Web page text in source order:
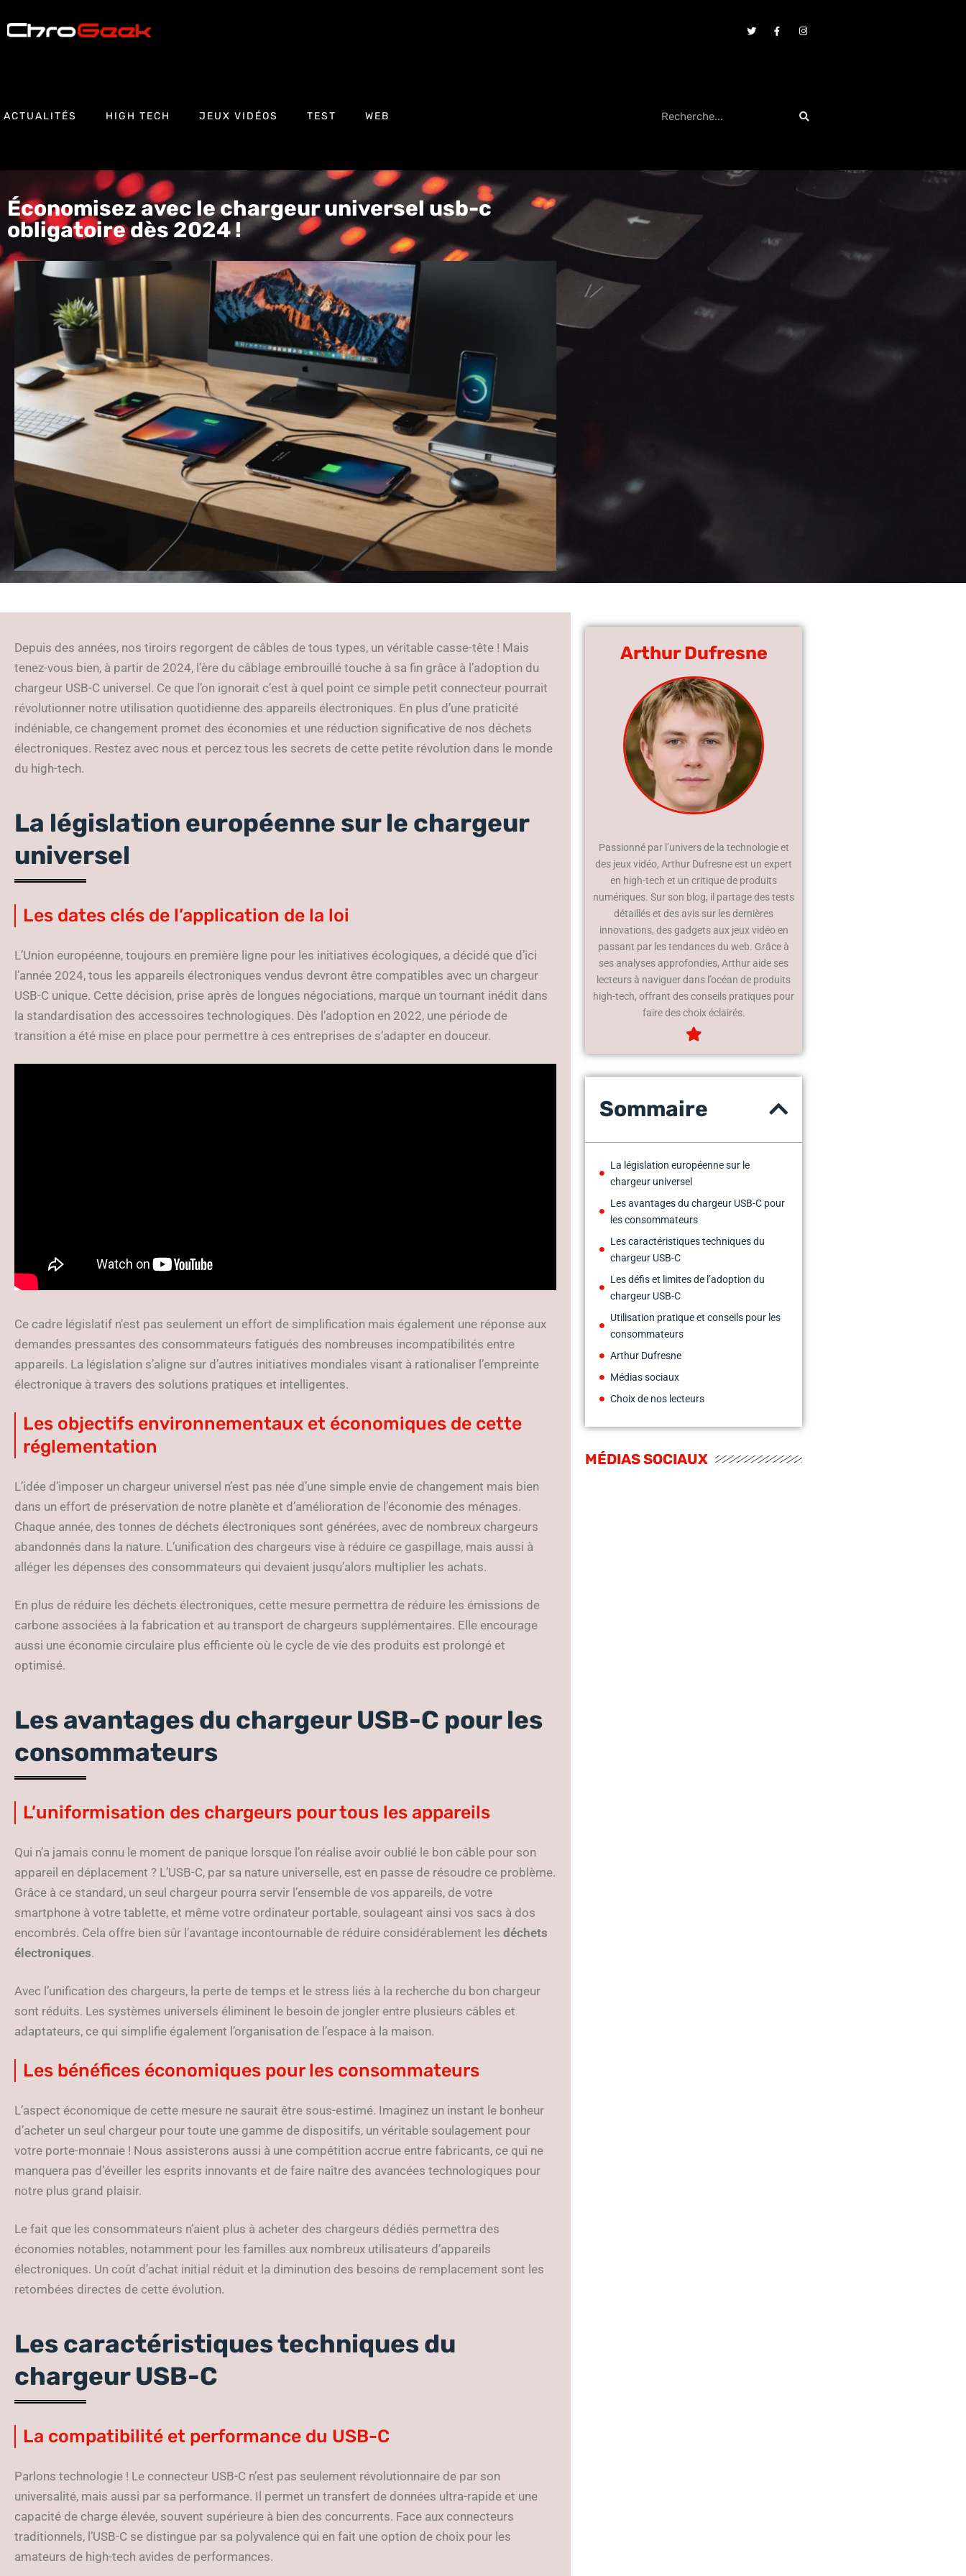
ACTUALITÉS HIGH TECH JEUX VIDÉOS TEST WEB
Économisez avec le chargeur universel usb-c
obligatoire dès 2024 !
Depuis des années, nos tiroirs regorgent de câbles de tous types, un véritable casse-tête ! Mais
tenez-vous bien, à partir de 2024, l’ère du câblage embrouillé touche à sa fin grâce à l’adoption du
chargeur USB-C universel. Ce que l’on ignorait c’est à quel point ce simple petit connecteur pourrait
révolutionner notre utilisation quotidienne des appareils électroniques. En plus d’une praticité
indéniable, ce changement promet des économies et une réduction significative de nos déchets
électroniques. Restez avec nous et percez tous les secrets de cette petite révolution dans le monde
du high-tech.
La législation européenne sur le chargeur
universel
Les dates clés de l’application de la loi
L’Union européenne, toujours en première ligne pour les initiatives écologiques, a décidé que d’ici
l’année 2024, tous les appareils électroniques vendus devront être compatibles avec un chargeur
USB-C unique. Cette décision, prise après de longues négociations, marque un tournant inédit dans
la standardisation des accessoires technologiques. Dès l’adoption en 2022, une période de
transition a été mise en place pour permettre à ces entreprises de s’adapter en douceur.
Ce cadre législatif n’est pas seulement un effort de simplification mais également une réponse aux
demandes pressantes des consommateurs fatigués des nombreuses incompatibilités entre
appareils. La législation s’aligne sur d’autres initiatives mondiales visant à rationaliser l’empreinte
électronique à travers des solutions pratiques et intelligentes.
Les objectifs environnementaux et économiques de cette
réglementation
L’idée d’imposer un chargeur universel n’est pas née d’une simple envie de changement mais bien
dans un effort de préservation de notre planète et d’amélioration de l’économie des ménages.
Chaque année, des tonnes de déchets électroniques sont générées, avec de nombreux chargeurs
abandonnés dans la nature. L’unification des chargeurs vise à réduire ce gaspillage, mais aussi à
alléger les dépenses des consommateurs qui devaient jusqu’alors multiplier les achats.
En plus de réduire les déchets électroniques, cette mesure permettra de réduire les émissions de
carbone associées à la fabrication et au transport de chargeurs supplémentaires. Elle encourage
aussi une économie circulaire plus efficiente où le cycle de vie des produits est prolongé et
optimisé.
Les avantages du chargeur USB-C pour les
consommateurs
L’uniformisation des chargeurs pour tous les appareils
Qui n’a jamais connu le moment de panique lorsque l’on réalise avoir oublié le bon câble pour son
appareil en déplacement ? L’USB-C, par sa nature universelle, est en passe de résoudre ce problème.
Grâce à ce standard, un seul chargeur pourra servir l’ensemble de vos appareils, de votre
smartphone à votre tablette, et même votre ordinateur portable, soulageant ainsi vos sacs à dos
encombrés. Cela offre bien sûr l’avantage incontournable de réduire considérablement les déchets
électroniques.
Avec l’unification des chargeurs, la perte de temps et le stress liés à la recherche du bon chargeur
sont réduits. Les systèmes universels éliminent le besoin de jongler entre plusieurs câbles et
adaptateurs, ce qui simplifie également l’organisation de l’espace à la maison.
Les bénéfices économiques pour les consommateurs
L’aspect économique de cette mesure ne saurait être sous-estimé. Imaginez un instant le bonheur
d’acheter un seul chargeur pour toute une gamme de dispositifs, un véritable soulagement pour
votre porte-monnaie ! Nous assisterons aussi à une compétition accrue entre fabricants, ce qui ne
manquera pas d’éveiller les esprits innovants et de faire naître des avancées technologiques pour
notre plus grand plaisir.
Le fait que les consommateurs n’aient plus à acheter des chargeurs dédiés permettra des
économies notables, notamment pour les familles aux nombreux utilisateurs d’appareils
électroniques. Un coût d’achat initial réduit et la diminution des besoins de remplacement sont les
retombées directes de cette évolution.
Les caractéristiques techniques du
chargeur USB-C
La compatibilité et performance du USB-C
Parlons technologie ! Le connecteur USB-C n’est pas seulement révolutionnaire de par son
universalité, mais aussi par sa performance. Il permet un transfert de données ultra-rapide et une
capacité de charge élevée, souvent supérieure à bien des concurrents. Face aux connecteurs
traditionnels, l’USB-C se distingue par sa polyvalence qui en fait une option de choix pour les
amateurs de high-tech avides de performances.
Arthur Dufresne
Passionné par l’univers de la technologie et
des jeux vidéo, Arthur Dufresne est un expert
en high-tech et un critique de produits
numériques. Sur son blog, il partage des tests
détaillés et des avis sur les dernières
innovations, des gadgets aux jeux vidéo en
passant par les tendances du web. Grâce à
ses analyses approfondies, Arthur aide ses
lecteurs à naviguer dans l’océan de produits
high-tech, offrant des conseils pratiques pour
faire des choix éclairés.
Sommaire
La législation européenne sur le
chargeur universel
Les avantages du chargeur USB-C pour
les consommateurs
Les caractéristiques techniques du
chargeur USB-C
Les défis et limites de l’adoption du
chargeur USB-C
Utilisation pratique et conseils pour les
consommateurs
Arthur Dufresne
Médias sociaux
Choix de nos lecteurs
MÉDIAS SOCIAUX